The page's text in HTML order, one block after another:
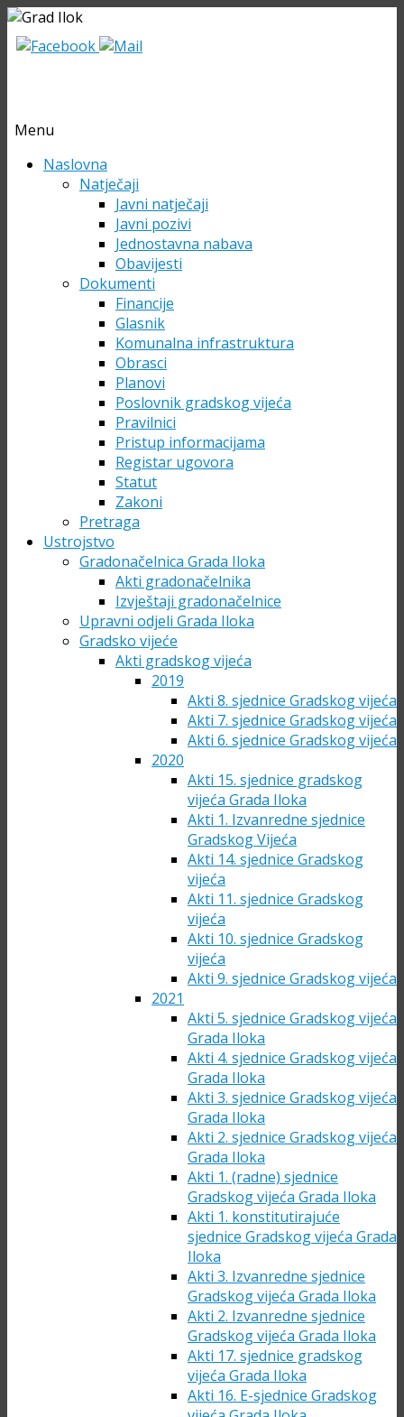
Menu
Skip Naslovna
Natječaji
Javni natječaji
Javni pozivi
Jednostavna nabava
Obavijesti
Dokumenti
Financije
Glasnik
Komunalna infrastruktura
Obrasci
Planovi
Poslovnik gradskog vijeća
Pravilnici
Pristup informacijama
Registar ugovora
Statut
Zakoni
Pretraga
Ustrojstvo
Gradonačelnica Grada Iloka
Akti gradonačelnika
Izvještaji gradonačelnice
Upravni odjeli Grada Iloka
Gradsko vijeće
Akti gradskog vijeća
2019
Akti 8. sjednice Gradskog vijeća
Akti 7. sjednice Gradskog vijeća
Akti 6. sjednice Gradskog vijeća
2020
Akti 15. sjednice gradskog
vijeća Grada Iloka
Akti 1. Izvanredne sjednice
Gradskog Vijeća
Akti 14. sjednice Gradskog
vijeća
Akti 11. sjednice Gradskog
vijeća
Akti 10. sjednice Gradskog
vijeća
Akti 9. sjednice Gradskog vijeća
2021
Akti 5. sjednice Gradskog vijeća
Grada Iloka
Akti 4. sjednice Gradskog vijeća
Grada Iloka
Akti 3. sjednice Gradskog vijeća
Grada Iloka
Akti 2. sjednice Gradskog vijeća
Grada Iloka
Akti 1. (radne) sjednice
Gradskog vijeća Grada Iloka
Akti 1. konstitutirajuće
sjednice Gradskog vijeća Grada
Iloka
Akti 3. Izvanredne sjednice
Gradskog vijeća Grada Iloka
Akti 2. Izvanredne sjednice
Gradskog vijeća Grada Iloka
Akti 17. sjednice gradskog
vijeća Grada Iloka
Akti 16. E-sjednice Gradskog